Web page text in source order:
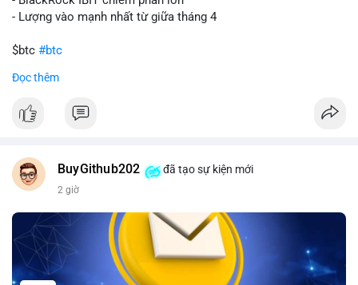
- Lượng vào mạnh nhất từ giữa tháng 4
$btc #btc
#vlikevn
📰 Nguồn: CoinDesk
Đọc thêm
BuyGithub202 đã tạo sự kiện mới
2 giờ